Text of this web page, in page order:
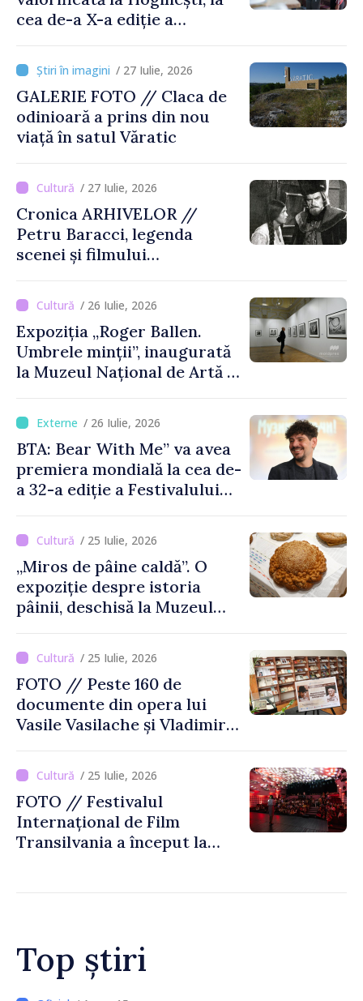
cea de-a X-a ediție a
Vasile Gonciari”
/ 27 Iulie, 2026
GALERIE FOTO // Claca de
odinioară a prins din nou
viață în satul Văratic
/ 27 Iulie, 2026
Cronica ARHIVELOR //
Petru Baracci, legenda
scenei și filmului
/ 26 Iulie, 2026
Expoziția „Roger Ballen.
Umbrele minții”, inaugurată
la Muzeul Național de Artă al
/ 26 Iulie, 2026
BTA: Bear With Me” va avea
premiera mondială la cea de-
a 32-a ediție a Festivalului
august
/ 25 Iulie, 2026
„Miros de pâine caldă”. O
expoziție despre istoria
pâinii, deschisă la Muzeul
Moldovei
/ 25 Iulie, 2026
FOTO // Peste 160 de
documente din opera lui
Vasile Vasilache și Vladimir
Biblioteca Națională
/ 25 Iulie, 2026
FOTO // Festivalul
Internațional de Film
Transilvania a început la
Top știri